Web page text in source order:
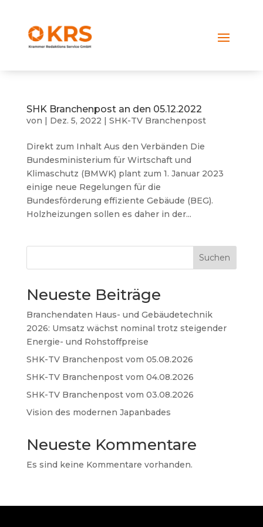
SHK Branchenpost an den 05.12.2022
von | Dez. 5, 2022 | SHK-TV Branchenpost
Direkt zum Inhalt Aus den Verbänden Die
Bundesministerium für Wirtschaft und
Klimaschutz (BMWK) plant zum 1. Januar 2023
einige neue Regelungen für die
Bundesförderung effiziente Gebäude (BEG).
Holzheizungen sollen es daher in der...
Suchen
Neueste Beiträge
Branchendaten Haus- und Gebäudetechnik
2026: Umsatz wächst nominal trotz steigender
Energie- und Rohstoffpreise
SHK-TV Branchenpost vom 05.08.2026
SHK-TV Branchenpost vom 04.08.2026
SHK-TV Branchenpost vom 03.08.2026
Vision des modernen Japanbades
Neueste Kommentare
Es sind keine Kommentare vorhanden.